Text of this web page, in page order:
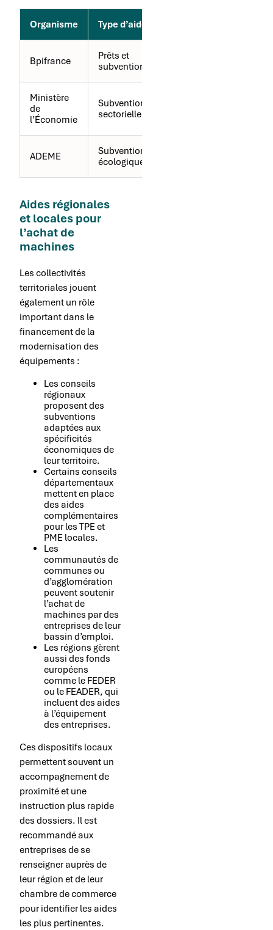
Organisme Type d’aide
Bpifrance
Prêts et
subventions
Ministère
de
l’Économie
Subventions
sectorielles
ADEME
Subventions
écologiques
Aides régionales
et locales pour
l’achat de
machines
Les collectivités
territoriales jouent
également un rôle
important dans le
financement de la
modernisation des
équipements :
Les conseils
régionaux
proposent des
subventions
adaptées aux
spécificités
économiques de
leur territoire.
Certains conseils
départementaux
mettent en place
des aides
complémentaires
pour les TPE et
PME locales.
Les
communautés de
communes ou
d’agglomération
peuvent soutenir
l’achat de
machines par des
entreprises de leur
bassin d’emploi.
Les régions gèrent
aussi des fonds
européens
comme le FEDER
ou le FEADER, qui
incluent des aides
à l’équipement
des entreprises.
Ces dispositifs locaux
permettent souvent un
accompagnement de
proximité et une
instruction plus rapide
des dossiers. Il est
recommandé aux
entreprises de se
renseigner auprès de
leur région et de leur
chambre de commerce
pour identifier les aides
les plus pertinentes.